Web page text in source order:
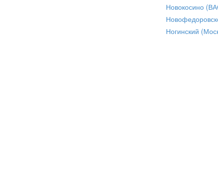
Новокосино
Ногинский